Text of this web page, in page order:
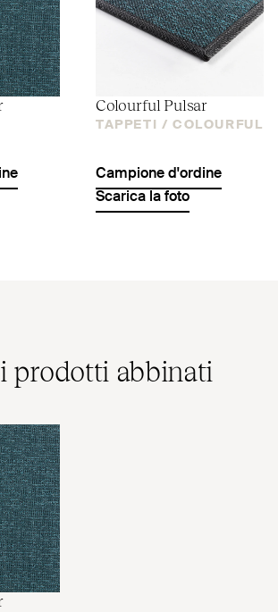
Colourful Pulsar
TAPPETI / COLOURFUL
Campione d'ordine
Scarica la foto
prodotti abbinati